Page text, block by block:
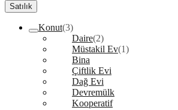
Satılık
Konut(3)
Daire(2)
Müstakil Ev(1)
Bina
Çiftlik Evi
Dağ Evi
Devremülk
Kooperatif